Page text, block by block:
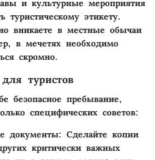
и культурные мероприятия
туристическому этикету.
вникаете в местные обычаи
в мечетях необходимо
скромно.
туристов
безопасное пребывание,
специфических советов:
документы: Сделайте копии
критически важных